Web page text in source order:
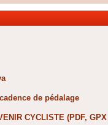
de pédalage
CYCLISTE (PDF,